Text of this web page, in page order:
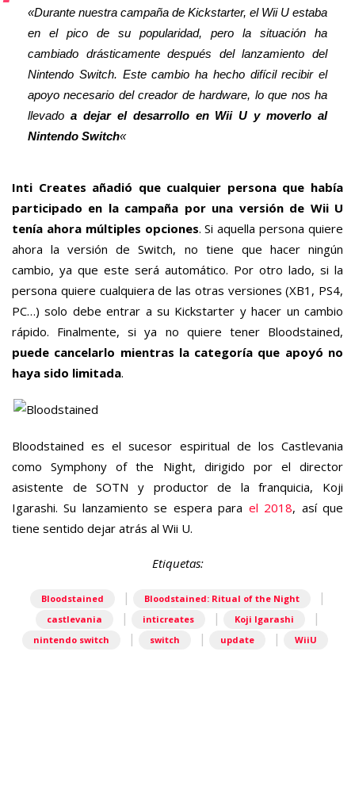
«Durante nuestra campaña de Kickstarter, el Wii U estaba
en el pico de su popularidad, pero la situación ha
cambiado drásticamente después del lanzamiento del
Nintendo Switch. Este cambio ha hecho difícil recibir el
apoyo necesario del creador de hardware, lo que nos ha
llevado a dejar el desarrollo en Wii U y moverlo al
Nintendo Switch«
Inti Creates añadió que cualquier persona que había
participado en la campaña por una versión de Wii U
tenía ahora múltiples opciones. Si aquella persona quiere
ahora la versión de Switch, no tiene que hacer ningún
cambio, ya que este será automático. Por otro lado, si la
persona quiere cualquiera de las otras versiones (XB1, PS4,
PC…) solo debe entrar a su Kickstarter y hacer un cambio
rápido. Finalmente, si ya no quiere tener Bloodstained,
puede cancelarlo mientras la categoría que apoyó no
haya sido limitada.
Bloodstained es el sucesor espiritual de los Castlevania
como Symphony of the Night, dirigido por el director
asistente de SOTN y productor de la franquicia, Koji
Igarashi. Su lanzamiento se espera para el 2018, así que
tiene sentido dejar atrás al Wii U.
Etiquetas:
Bloodstained | Bloodstained: Ritual of the Night |
castlevania | inticreates | Koji Igarashi |
nintendo switch | switch | update | WiiU